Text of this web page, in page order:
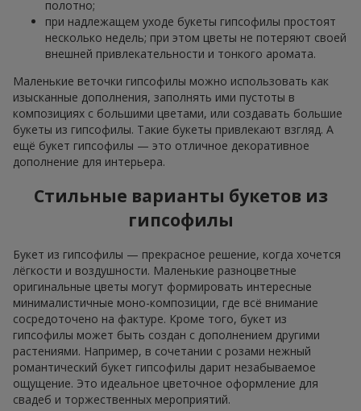
полотно;
при надлежащем уходе букеты гипсофилы простоят
несколько недель; при этом цветы не потеряют своей
внешней привлекательности и тонкого аромата.
Маленькие веточки гипсофилы можно использовать как
изысканные дополнения, заполнять ими пустоты в
композициях с большими цветами, или создавать большие
букеты из гипсофилы. Такие букеты привлекают взгляд. А
ещё букет гипсофилы — это отличное декоративное
дополнение для интерьера.
Стильные варианты букетов из
гипсофилы
Букет из гипсофилы — прекрасное решение, когда хочется
лёгкости и воздушности. Маленькие разноцветные
оригинальные цветы могут формировать интересные
минималистичные моно-композиции, где всё внимание
сосредоточено на фактуре. Кроме того, букет из
гипсофилы может быть создан с дополнением другими
растениями. Например, в сочетании с розами нежный
романтический букет гипсофилы дарит незабываемое
ощущение. Это идеальное цветочное оформление для
свадеб и торжественных мероприятий.